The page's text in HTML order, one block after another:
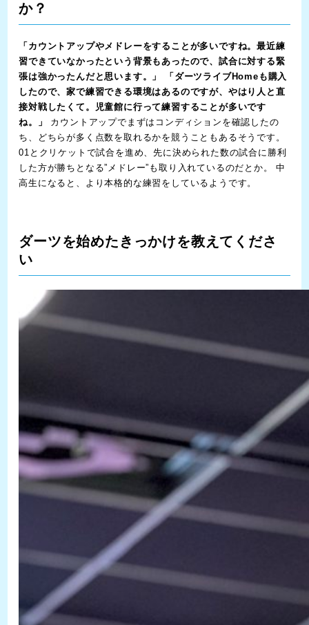
か？
「カウントアップやメドレーをすることが多いですね。最近練
習できていなかったという背景もあったので、試合に対する緊
張は強かったんだと思います。」
「ダーツライブHomeも購入
したので、家で練習できる環境はあるのですが、やはり人と直
接対戦したくて。児童館に行って練習することが多いです
ね。」
カウントアップでまずはコンディションを確認したの
ち、どちらが多く点数を取れるかを競うこともあるそうです。
01とクリケットで試合を進め、先に決められた数の試合に勝利
した方が勝ちとなる”メドレー”も取り入れているのだとか。 中
高生になると、より本格的な練習をしているようです。
ダーツを始めたきっかけを教えてくださ
い